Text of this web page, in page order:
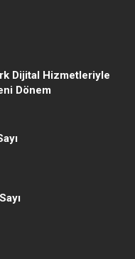
Dijital Hizmetleriyle
Dönem